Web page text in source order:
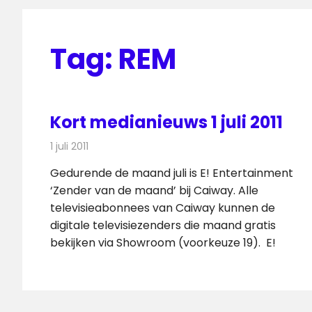
Tag: REM
Kort medianieuws 1 juli 2011
1 juli 2011
Gedurende de maand juli is E! Entertainment
‘Zender van de maand’ bij Caiway. Alle
televisieabonnees van Caiway kunnen de
digitale televisiezenders die maand gratis
bekijken via Showroom (voorkeuze 19). E!